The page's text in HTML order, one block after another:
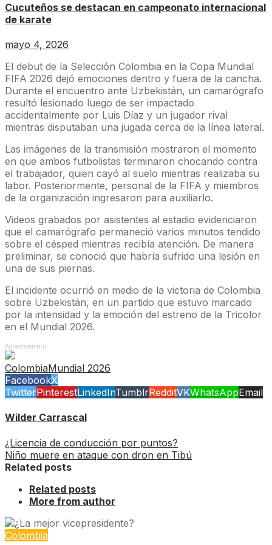
Cucuteños se destacan en campeonato internacional
de karate
mayo 4, 2026
El debut de la Selección Colombia en la Copa Mundial
FIFA 2026 dejó emociones dentro y fuera de la cancha.
Durante el encuentro ante Uzbekistán, un camarógrafo
resultó lesionado luego de ser impactado
accidentalmente por Luis Díaz y un jugador rival
mientras disputaban una jugada cerca de la línea lateral.
Las imágenes de la transmisión mostraron el momento
en que ambos futbolistas terminaron chocando contra
el trabajador, quien cayó al suelo mientras realizaba su
labor. Posteriormente, personal de la FIFA y miembros
de la organización ingresaron para auxiliarlo.
Videos grabados por asistentes al estadio evidenciaron
que el camarógrafo permaneció varios minutos tendido
sobre el césped mientras recibía atención. De manera
preliminar, se conoció que habría sufrido una lesión en
una de sus piernas.
El incidente ocurrió en medio de la victoria de Colombia
sobre Uzbekistán, en un partido que estuvo marcado
por la intensidad y la emoción del estreno de la Tricolor
en el Mundial 2026.
Advertisement
ColombiaMundial 2026
FacebookX
TwitterPinterestLinkedInTumblrRedditVKWhatsAppEmail
Wilder Carrascal
¿Licencia de conducción por puntos?
Niño muere en ataque con dron en Tibú
Related posts
Related posts
More from author
Colombia